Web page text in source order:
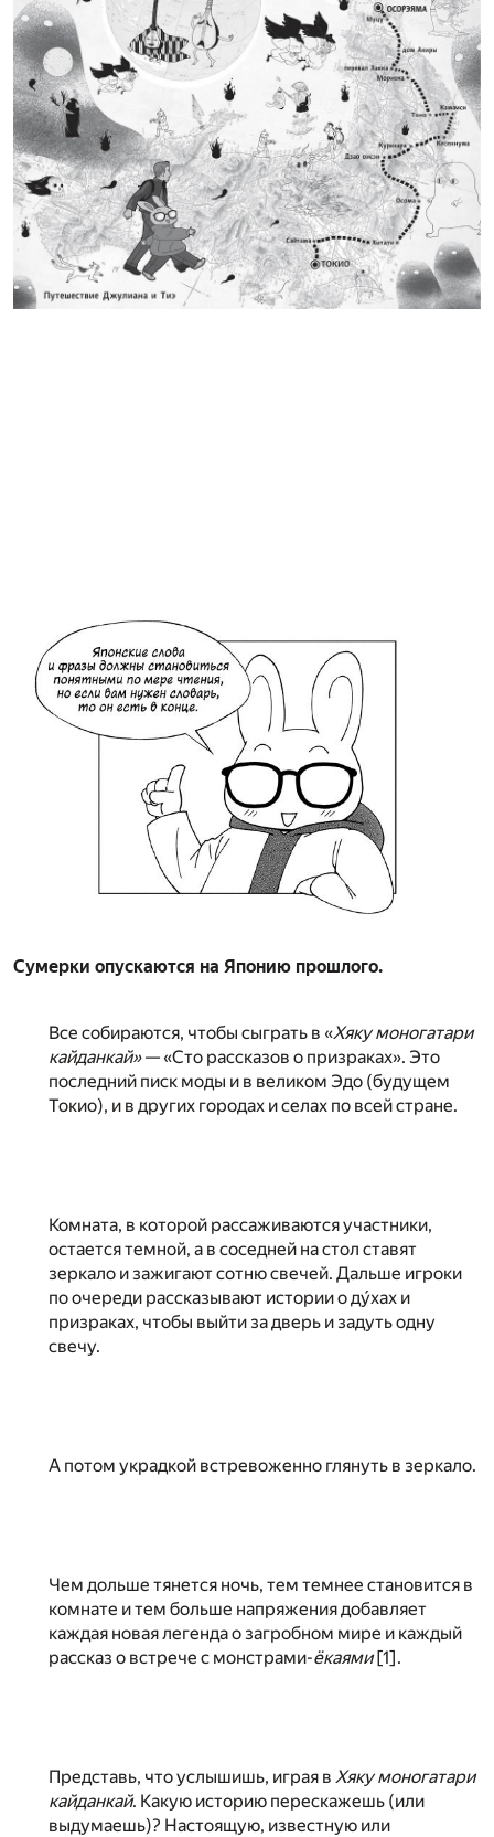
Сумерки опускаются на Японию прошлого.
Все собираются, чтобы сыграть в «Хяку моногатари
кайданкай»— «Сто рассказов о призраках». Это
последний писк моды и в великом Эдо (будущем
Токио), и в других городах и селах по всей стране.
Комната, в которой рассаживаются участники,
остается темной, а в соседней на стол ставят
зеркало и зажигают сотню свечей. Дальше игроки
по очереди рассказывают истории о ду́хах и
призраках, чтобы выйти за дверь и задуть одну
свечу.
А потом украдкой встревоженно глянуть в зеркало.
Чем дольше тянется ночь, тем темнее становится в
комнате и тем больше напряжения добавляет
каждая новая легенда о загробном мире и каждый
рассказ о встрече с монстрами-ёкаями[1].
Представь, что услышишь, играя в Хякумоногатари
кайданкай. Какую историю перескажешь (или
выдумаешь)? Настоящую, известную или